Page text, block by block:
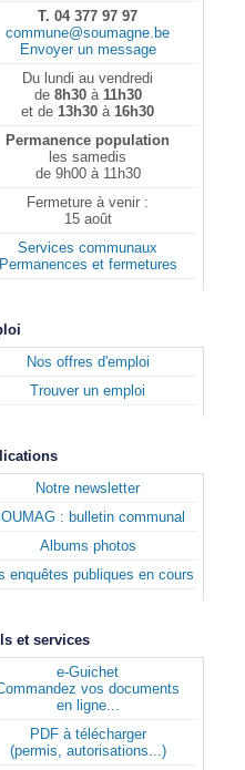
T. 04 377 97 97
commune@soumagne.be
Envoyer un message
Du lundi au vendredi
de 8h30à 11h30
et de 13h30 à 16h30
Permanence population
les samedis
de 9h00 à 11h30
Fermeture à venir :
15 août
Services communaux
Permanences et fermetures
Nos offres d'emploi
Trouver un emploi
Notre newsletter
: bulletin communal
Albums photos
enquêtes publiques en cours
et services
e-Guichet
vos documents
en ligne...
PDF à télécharger
(permis, autorisations...)